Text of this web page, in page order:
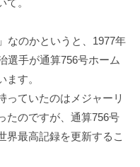
なのかというと、1977年
選手が通算756号ホーム
す。
っていたのはメジャーリ
たのですが、通算756号
界最高記録を更新するこ